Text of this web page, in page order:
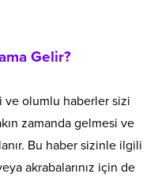
Gelir?
ve olumlu haberler sizi
zamanda gelmesi ve
Bu haber sizinle ilgili
akrabalarınız için de